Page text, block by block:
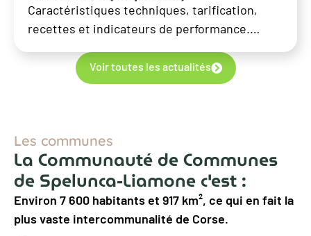
Voir toutes les actualités
Caractéristiques techniques, tarification,
recettes et indicateurs de performance.…
Les communes
La Communauté de Communes
de Spelunca-Liamone c'est :
Environ 7 600 habitants et 917 km², ce qui en fait la
plus vaste intercommunalité de Corse.